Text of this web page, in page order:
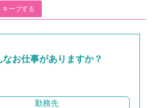
キープする
なお仕事がありますか？
勤務先